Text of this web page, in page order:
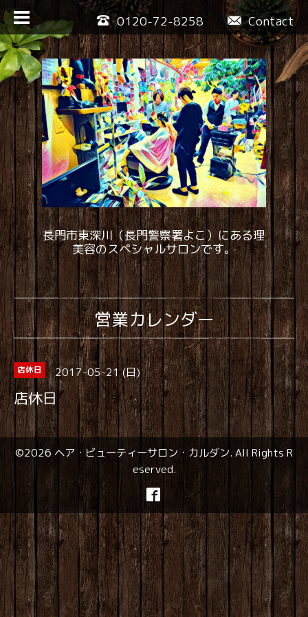
Contact
0120-72-8258
長門市東深川（長門警察署よこ）にある理
美容のスペシャルサロンです。
営業カレンダー
店休日 2017-05-21 (日)
店休日
©2026 ヘア・ビューティーサロン・カルダン. All Rights R
eserved.